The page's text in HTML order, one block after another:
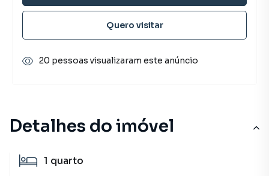
Detalhes do imóvel
1 quarto
Quero visitar
20 pessoas visualizaram este anúncio